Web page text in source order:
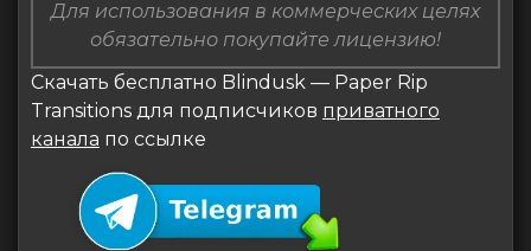
Для использования в коммерческих целях
обязательно покупайте лицензию!
Скачать бесплатно Blindusk — Paper Rip
Transitions для подписчиков приватного
канала по ссылке